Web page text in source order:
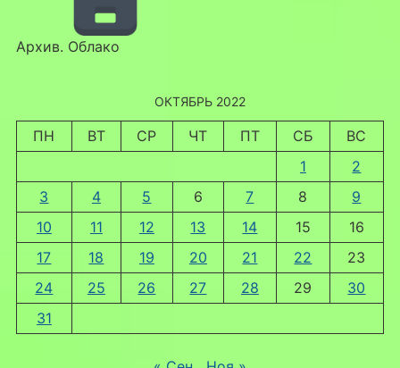
Архив. Облако
ОКТЯБРЬ 2022
ПН ВТ СР ЧТ ПТ СБ
ВС
1
2
3
4 5 6 7 8
9
10
11 12 13 14 15
16
17
18 19 20 21 22
23
24
25 26 27 28 29
30
31